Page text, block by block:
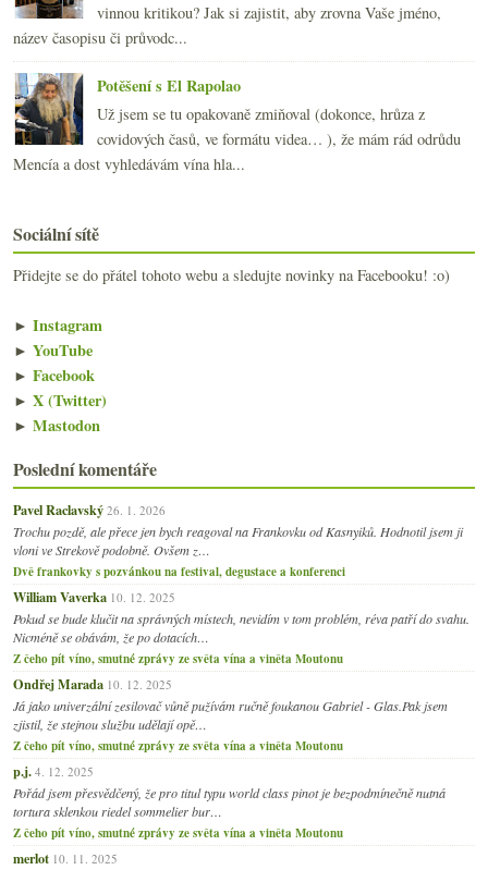
vinnou kritikou? Jak si zajistit, aby zrovna Vaše jméno,
název časopisu či průvodc...
Potěšení s El Rapolao
Už jsem se tu opakovaně zmiňoval (dokonce, hrůza z
covidových časů, ve formátu videa… ), že mám rád odrůdu
Mencía a dost vyhledávám vína hla...
Sociální sítě
Přidejte se do přátel tohoto webu a sledujte novinky na Facebooku! :o)
► Instagram
► YouTube
► Facebook
► X (Twitter)
► Mastodon
Poslední komentáře
Pavel Raclavský 26. 1. 2026
Trochu pozdě, ale přece jen bych reagoval na Frankovku od Kasnyiků. Hodnotil jsem ji
vloni ve Strekově podobně. Ovšem z…
Dvě frankovky s pozvánkou na festival, degustace a konferenci
William Vaverka 10. 12. 2025
Pokud se bude klučit na správných místech, nevidím v tom problém, réva patří do svahu.
Nicméně se obávám, že po dotacích…
Z čeho pít víno, smutné zprávy ze světa vína a viněta Moutonu
Ondřej Marada 10. 12. 2025
Já jako univerzální zesilovač vůně pužívám ručně foukanou Gabriel - Glas.Pak jsem
zjistil, že stejnou službu udělají opě…
Z čeho pít víno, smutné zprávy ze světa vína a viněta Moutonu
p.j. 4. 12. 2025
Pořád jsem přesvědčený, že pro titul typu world class pinot je bezpodmínečně nutná
tortura sklenkou riedel sommelier bur…
Z čeho pít víno, smutné zprávy ze světa vína a viněta Moutonu
merlot 10. 11. 2025